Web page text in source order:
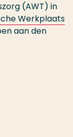
(AWT) in
Werkplaats
aan den